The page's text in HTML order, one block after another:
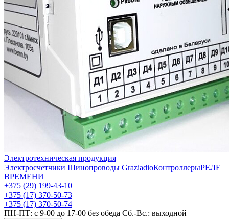
Электротехническая продукция
Электросчетчики Шинопроводы GraziadioКонтроллерыРЕЛЕ
ВРЕМЕНИ
+375 (29) 199-43-10
+375 (17) 370-50-73
+375 (17) 370-50-74
ПН-ПТ: с 9-00 до 17-00 без обеда Сб.-Вс.: выходной